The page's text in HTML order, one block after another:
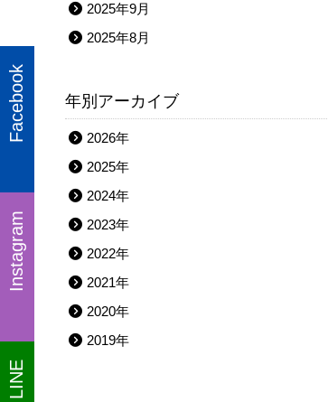
2025年9月
2025年8月
年別アーカイブ
2026年
2025年
2024年
2023年
2022年
2021年
2020年
2019年
LINE
Instagram
Facebook